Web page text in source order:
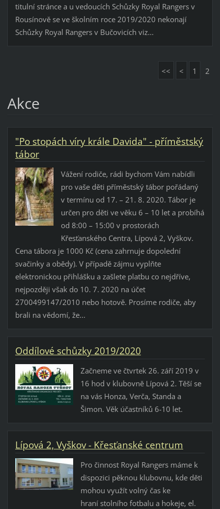
titulní stránce a u vedoucích Schůzky Royal Rangers v
Rousínově se ve školním roce 2019/2020 nekonají
Schůzky Royal Rangers v Bučovicích viz...
<< < 1 2
Akce
"Po stopách víry krále Davida" - příměstský
tábor
Vážení rodiče, rádi bychom Vám nabídli
pro vaše děti příměstský tábor pořádaný
v termínu od 17. – 21. 8. 2020. Tábor je
určen pro děti ve věku 6 – 10 let a probíhá
od 8:00 – 15:00 v prostorách
Křesťanského Centra, Lípová 2, Vyškov.
Cena tábora je 1000 Kč (cena zahrnuje dopolední
svačinky a obědy). V případě zájmu vyplňte
elektronickou přihlášku a zašlete platbu co nejdříve,
nejpozději však do 10. 7. 2020 na účet
2700499147/2010 nebo hotově. Prosíme rodiče, aby
brali na vědomí, že...
Oddílové schůzky 2019/2020
Začneme ve čtvrtek 26. září 2019 v
16 hod v klubovně Lípová 2. Těší se
na vás Honza, Verča, Standa a
Šimon. Věk účastníků 6-10 let.
Lípová 2, Vyškov - Křesťanské centrum
Pro činnost Royal Rangers máme k
dispozici pěknou klubovnu, kde děti
mohou využít volný čas ke
hraní stolního fotbalu a hokeje, el.